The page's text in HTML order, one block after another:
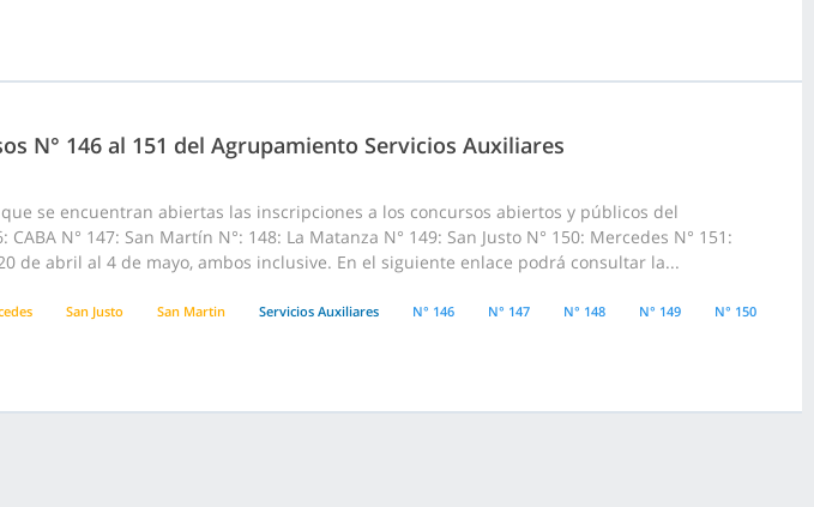
N° 146 al 151 del Agrupamiento Servicios Auxiliares
se encuentran abiertas las inscripciones a los concursos abiertos y públicos del
N° 147: San Martín N°: 148: La Matanza N° 149: San Justo N° 150: Mercedes N° 151:
de abril al 4 de mayo, ambos inclusive. En el siguiente enlace podrá consultar la...
San Justo San Martin Servicios Auxiliares N° 146 N° 147 N° 148 N° 149 N° 150